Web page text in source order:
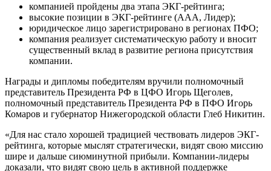
компанией пройдены два этапа ЭКГ-рейтинга;
высокие позиции в ЭКГ-рейтинге (ААА, Лидер);
юридическое лицо зарегистрировано в регионах ПФО;
компания реализует систематическую работу и вносит
существенный вклад в развитие региона присутствия
компании.
Награды и дипломы победителям вручили полномочный
представитель Президента РФ в ЦФО Игорь Щеголев,
полномочный представитель Президента РФ в ПФО Игорь
Комаров и губернатор Нижегородской области Глеб Никитин.
«Для нас стало хорошей традицией чествовать лидеров ЭКГ-
рейтинга, которые мыслят стратегически, видят свою миссию
шире и дальше сиюминутной прибыли. Компании-лидеры
доказали, что видят свою цель в активной поддержке